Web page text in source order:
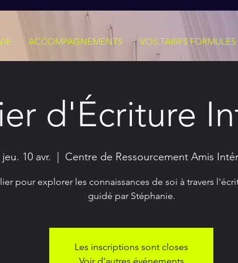
ACCOMPAGNEMENTS VOS TARIFS FORMULES
d'Écriture
jeu. 10 avr.
  |
Centre de Ressourcement Amis
pour explorer les connaissances de soi à travers
guidé par Stéphanie.
Les inscriptions sont closes
Voir d'autres événements